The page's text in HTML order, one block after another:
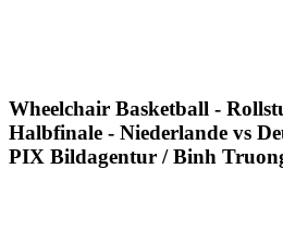
Wheelchair Basketball -
Halbfinale - Niederlande vs
PIX Bildagentur / Binh